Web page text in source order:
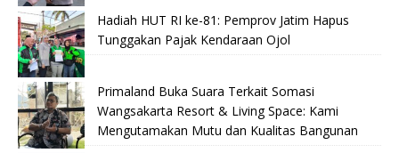
Hadiah HUT RI ke-81: Pemprov Jatim Hapus
Tunggakan Pajak Kendaraan Ojol
Primaland Buka Suara Terkait Somasi
Wangsakarta Resort & Living Space: Kami
Mengutamakan Mutu dan Kualitas Bangunan